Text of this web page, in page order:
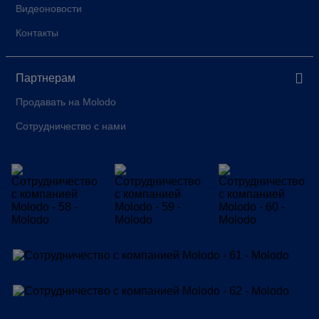
Видеоновости
Контакты
Партнерам
Продавать на Molodo
Сотрудничество с нами